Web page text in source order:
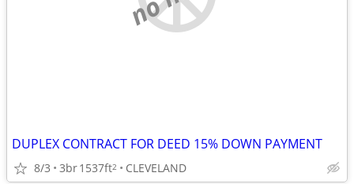
DUPLEX CONTRACT FOR DEED 15% DOWN PAYMENT
8/3 3br1537ft2 CLEVELAND